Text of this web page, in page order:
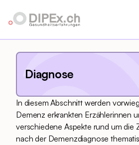
Diagnose
In diesem Abschnitt werden
Demenz erkrankten Erzählerinnen
verschiedene Aspekte rund um die
nach der Demenzdiagnose